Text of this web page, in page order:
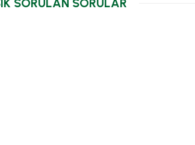
SORULAN SORULAR